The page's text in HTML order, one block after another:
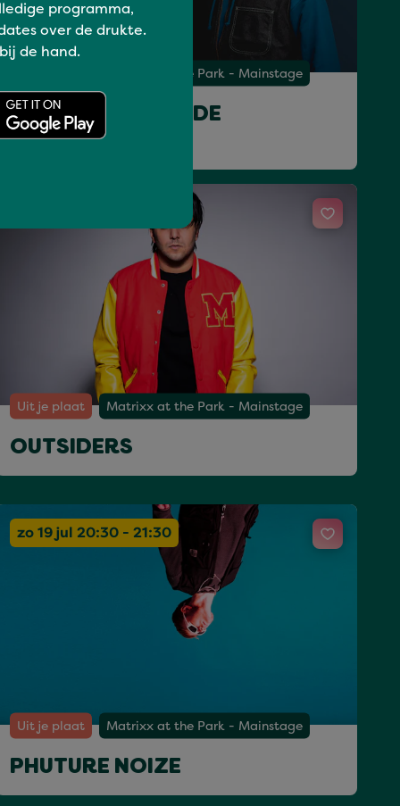
Matrixx at the Park - Mainstage
LNY TNZ & DR RUDE
Uit je plaat Matrixx at the Park - Mainstage
OUTSIDERS
zo 19 jul 20:30 - 21:30
Uit je plaat Matrixx at the Park - Mainstage
PHUTURE NOIZE
programma,
over de drukte.
de hand.